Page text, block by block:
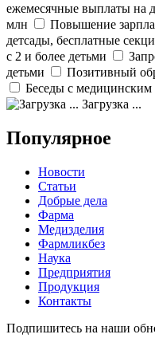
ежемесячные выплаты на
млн
Повышение
детсады, бесплатные
с 2 и более детьми
детьми
Позитивный
Беседы с медицинским
Загрузка ...
Популярное
Новости
Статьи
Добрые дела
Фарма
Медизделия
Фармликбез
Наука
Предприятия
Продукция
Контакты
Подпишитесь на наши